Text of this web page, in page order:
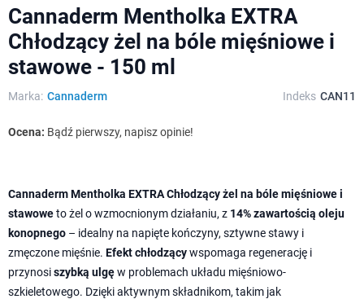
Cannaderm Mentholka EXTRA
Chłodzący żel na bóle mięśniowe i
stawowe - 150 ml
Marka: Cannaderm Indeks CAN11
Ocena: Bądź pierwszy, napisz opinie!
Cannaderm Mentholka EXTRA Chłodzący żel na bóle mięśniowe i
stawoweto żel o wzmocnionym działaniu, z 14% zawartością oleju
konopnego – idealny na napięte kończyny, sztywne stawy i
zmęczone mięśnie. Efekt chłodzącywspomaga regenerację i
przynosiszybką ulgęw problemach układu mięśniowo-
szkieletowego. Dzięki aktywnym składnikom, takim jak